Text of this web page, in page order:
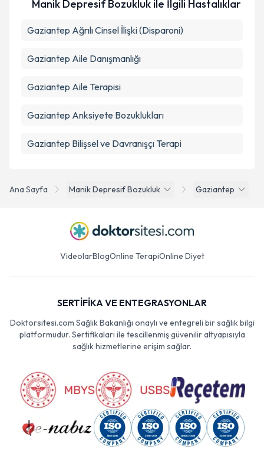
Takvim Talebini Gönder
Ana Sayfa Manik Depresif Bozukluk Gaziantep
Manik Depresif Bozukluk ile İlgili Hastalıklar
Gaziantep Ağrılı Cinsel İlişki (Disparoni)
Gaziantep Aile Danışmanlığı
Gaziantep Aile Terapisi
Gaziantep Anksiyete Bozuklukları
Gaziantep Bilişsel ve Davranışçı Terapi
VideolarBlogOnline TerapiOnline Diyet
SERTİFİKA VE ENTEGRASYONLAR
Doktorsitesi.com Sağlık Bakanlığı onaylı ve entegreli bir sağlık bilgi
platformudur. Sertifikaları ile tescillenmiş güvenilir altyapısıyla
sağlık hizmetlerine erişim sağlar.